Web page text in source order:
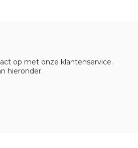
op met onze klantenservice.
hieronder.